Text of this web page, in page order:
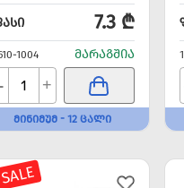
7.3 ₾
1004 ᲛᲐᲠᲐᲒᲨᲘᲐ
+
ᲛᲘᲜᲘᲛᲣᲛ - 12 ᲪᲐᲚᲘ